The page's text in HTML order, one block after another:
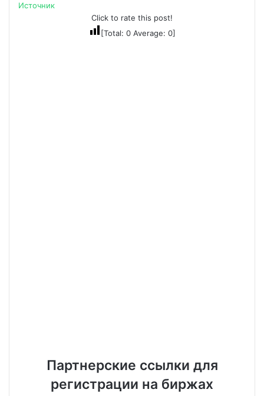
Источник
Click to rate this post!
[Total: 0Average: 0]
Партнерские ссылки для
регистрации на биржах